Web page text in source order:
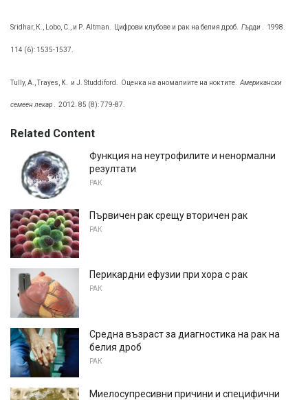
Sridhar, К., Lobo, С., и Р. Altman. Цифрови клубове и рак на белия дроб. Гърди. 1998.
114 (6): 1535-1537.
Tully, А., Trayes, К. и J. Studdiford. Оценка на аномалиите на ноктите. Американски
семеен лекар 2012. 85 (8): 779-87.
Related Content
Функция на неутрофилите и ненормални
резултати
РАК
Първичен рак срещу вторичен рак
РАК
Перикардни ефузии при хора с рак
РАК
Средна възраст за диагностика на рак на
белия дроб
РАК
Миелосупресивни причини и специфични